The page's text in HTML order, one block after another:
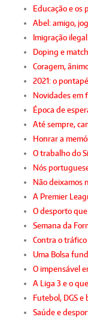
Educação e os
Abel: amigo,
Imigração
Doping e
Coragem,
2021: o
Novidades em
Época de
Até sempre,
Honrar a
O trabalho do
Nós
Não deixamos
A Premier
O desporto
Semana da
Contra o
Uma Bolsa
O impensável
A Liga 3 e o
Futebol, DGS e
Saúde e